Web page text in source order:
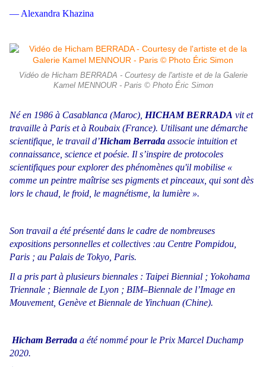
— Alexandra Khazina
Vidéo de Hicham BERRADA - Courtesy de l'artiste et de la Galerie
Kamel MENNOUR - Paris © Photo Éric Simon
Né en 1986 à Casablanca (Maroc), HICHAM BERRADA vit et
travaille à Paris et à Roubaix (France). Utilisant une démarche
scientifique, le travail d’Hicham Berrada associe intuition et
connaissance, science et poésie. Il s’inspire de protocoles
scientifiques pour explorer des phénomènes qu'il mobilise «
comme un peintre maîtrise ses pigments et pinceaux, qui sont dès
lors le chaud, le froid, le magnétisme, la lumière ».
Son travail a été présenté dans le cadre de nombreuses
expositions personnelles et collectives :au Centre Pompidou,
Paris ; au Palais de Tokyo, Paris.
Il a pris part à plusieurs biennales : Taipei Biennial ; Yokohama
Triennale ; Biennale de Lyon ; BIM–Biennale de l’Image en
Mouvement, Genève et Biennale de Yinchuan (Chine).
Hicham Berrada a été nommé pour le Prix Marcel Duchamp
2020.